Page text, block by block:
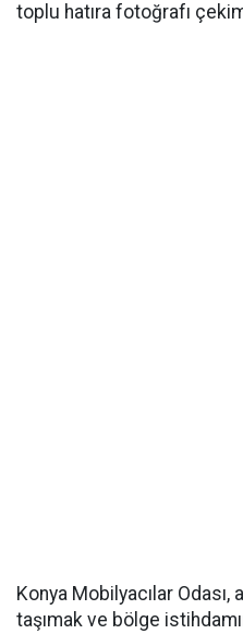
toplu hatıra fotoğrafı
Konya Mobilyacılar Odası,
taşımak ve bölge